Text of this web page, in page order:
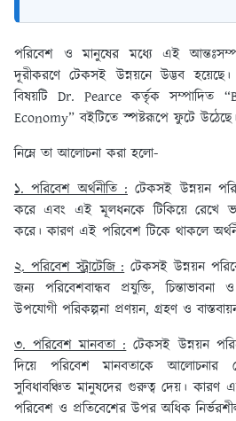
পরিবেশ ও মানুষের মধ্যে এই
দূরীকরণে টেকসই উন্নয়নে উদ্ভব
বিষয়টি Dr. Pearce কর্তৃক
Economy” বইটিতে স্পষ্টরূপে ফুটে উঠেছে।
নিম্নে তা আলোচনা করা হলো-
১. পরিবেশ অর্থনীতি : টেকসই উন্নয়ন
করে এবং এই মূলধনকে টিকিয়ে রেখে
করে। কারণ এই পরিবেশ টিকে থাকলে
২. পরিবেশ স্ট্রাটেজি :টেকসই উন্নয়ন
জন্য পরিবেশবান্ধব প্রযুক্তি,
উপযোগী পরিকল্পনা প্রণয়ন, গ্রহণ ও
৩. পরিবেশ মানবতা :টেকসই উন্নয়ন
দিয়ে পরিবেশ মানবতাকে আলোচনার
সুবিধাবঞ্চিত মানুষদের গুরুত্ব দেয়। কারণ
পরিবেশ ও প্রতিবেশের উপর অধিক